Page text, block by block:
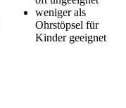
weniger als
Ohrstöpsel für
Kinder geeignet